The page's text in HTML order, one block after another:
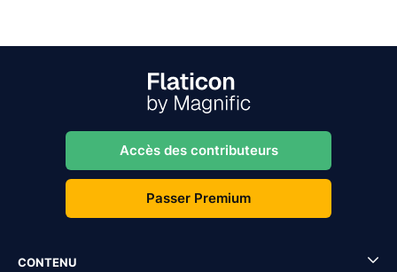
Accès des contributeurs
Passer Premium
CONTENU